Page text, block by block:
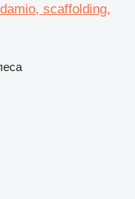
scaffolding,